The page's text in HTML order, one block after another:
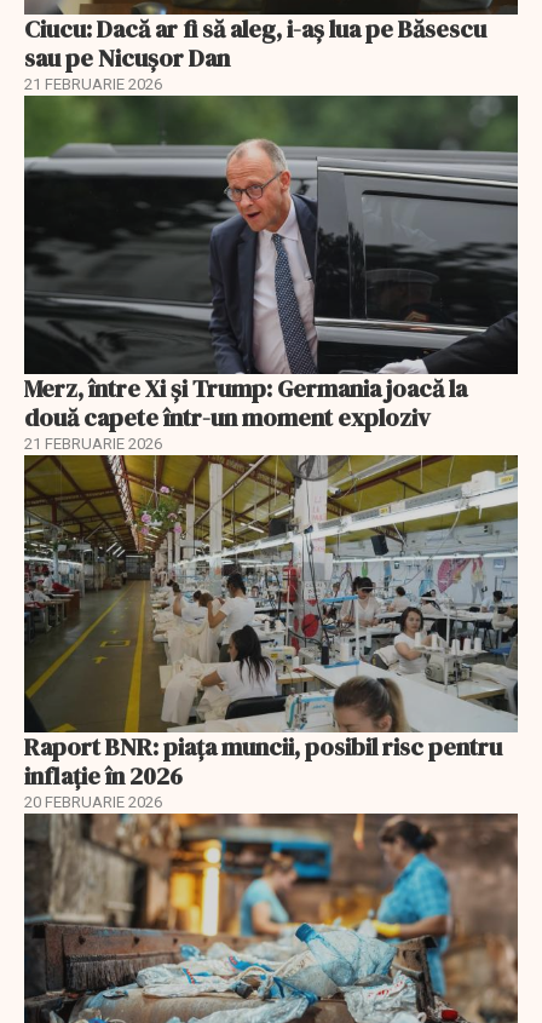
Ciucu: Dacă ar fi să aleg, i-aș lua pe Băsescu
sau pe Nicușor Dan
21 FEBRUARIE 2026
Merz, între Xi și Trump: Germania joacă la
două capete într-un moment exploziv
21 FEBRUARIE 2026
Raport BNR: piața muncii, posibil risc pentru
inflație în 2026
20 FEBRUARIE 2026